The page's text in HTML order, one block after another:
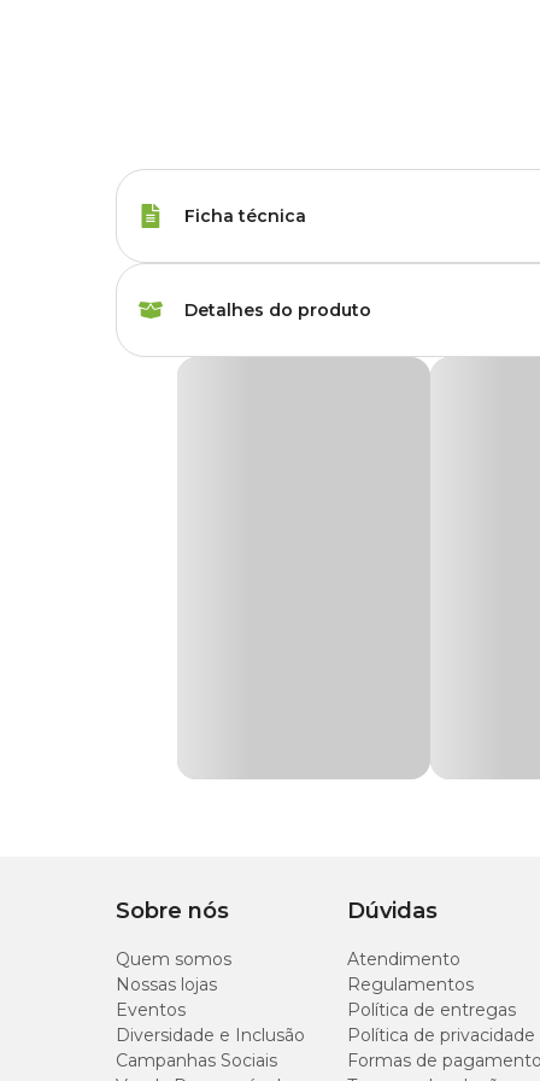
Ficha técnica
Peso da Ração 85 g
Detalhes do produto
(vitamina B2), cloridrato de piridoxina (vitamina B6),
Umidade (máx.)
Proteína Bruta (mín.)
Extrato Etéreo (mín.)
Sobre nós
Quem somos
Nossas lojas
Eventos
Diversidade e Inclusão
Campanhas Sociais
Dúvidas
Atendimento
Regulamentos
Política de entregas
Política de privacidade
Formas de pagamento